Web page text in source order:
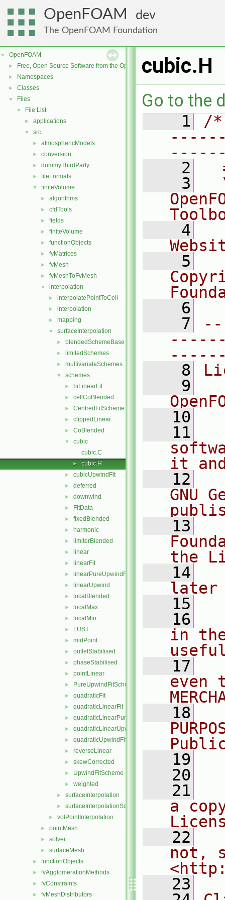
OpenFOAM dev
The OpenFOAM Foundation
▼ OpenFOAM
► Free, Open Source Software from the OpenFOAM Foundation
► Namespaces
► Classes
▼ Files
▼ File List
► applications
▼ src
► atmosphericModels
► conversion
► dummyThirdParty
► fileFormats
▼ finiteVolume
► algorithms
► cfdTools
► fields
► finiteVolume
► functionObjects
► fvMatrices
► fvMesh
► fvMeshToFvMesh
▼ interpolation
► interpolatePointToCell
► interpolation
► mapping
▼ surfaceInterpolation
► blendedSchemeBase
► limitedSchemes
► multivariateSchemes
▼ schemes
► biLinearFit
► cellCoBlended
► CentredFitScheme
► clippedLinear
► CoBlended
▼
cubic
cubic.C
► cubic.H
► cubicUpwindFit
► deferred
► downwind
► FitData
► fixedBlended
► harmonic
► limiterBlended
► linear
► linearFit
► linearPureUpwindFit
► linearUpwind
► localBlended
► localMax
► localMin
► LUST
► midPoint
► outletStabilised
► phaseStabilised
► pointLinear
► PureUpwindFitScheme
► quadraticFit
► quadraticLinearFit
► quadraticLinearPureUpwindFit
► quadraticLinearUpwindFit
► quadraticUpwindFit
► reverseLinear
► skewCorrected
► UpwindFitScheme
► weighted
► surfaceInterpolation
► surfaceInterpolationScheme
► volPointInterpolation
► pointMesh
► solver
► surfaceMesh
► functionObjects
► fvAgglomerationMethods
► fvConstraints
► fvMeshDistributors
cubic.H
Go to the
    1
/
    2
    3
    4
    5
    6
    7
    8
    9
   10
   11
it
   12
GNU
   13
the
   14
later
   15
   16
in
   17
even
   18
   19
   20
   21
a
   22
not,
   23